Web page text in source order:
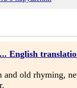
English
old rhyming,